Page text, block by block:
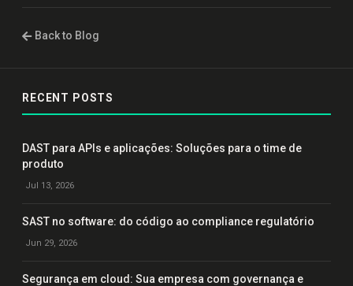
Back to Blog
RECENT POSTS
DAST para APIs e aplicações: Soluções para o time de
produto
Jul 13, 2026
SAST no software: do código ao compliance regulatório
Jun 29, 2026
Segurança em cloud: Sua empresa com governança e